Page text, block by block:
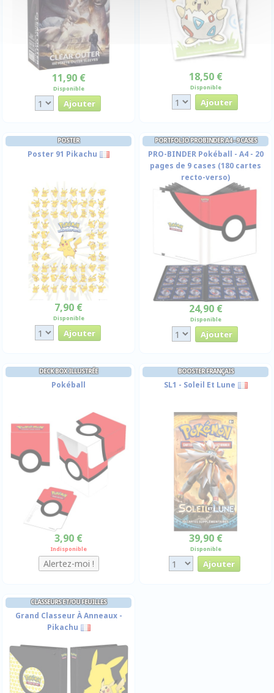
11,90 €
Disponible
18,50 €
Disponible
POSTER
Poster 91 Pikachu
7,90 €
Disponible
PORTFOLIO PROBINDER A4 - 9 CASES
PRO-BINDER Pokéball - A4 - 20
pages de 9 cases (180 cartes
recto-verso)
24,90 €
Disponible
DECK BOX ILLUSTRÉE
Pokéball
3,90 €
Indisponible
BOOSTER FRANÇAIS
SL1 - Soleil Et Lune
39,90 €
Disponible
CLASSEURS ET/OU FEUILLES
Grand Classeur À Anneaux -
Pikachu